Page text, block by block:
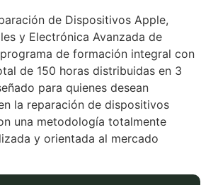
de Dispositivos Apple,
y Electrónica Avanzada de
de formación integral con
de 150 horas distribuidas en 3
para quienes desean
la reparación de dispositivos
una metodología totalmente
y orientada al mercado